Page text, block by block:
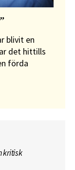
blivit en
det hittills
förda
kritisk